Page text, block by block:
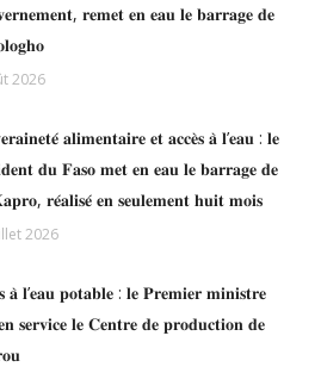
𝐫𝐞𝐦𝐞𝐭 𝐞𝐧 𝐞𝐚𝐮 𝐥𝐞 𝐛𝐚𝐫𝐫𝐚𝐠𝐞 𝐝𝐞
2026
𝐚𝐥𝐢𝐦𝐞𝐧𝐭𝐚𝐢𝐫𝐞 𝐞𝐭 𝐚𝐜𝐜𝐞̀𝐬 𝐚̀ 𝐥’𝐞𝐚𝐮 : 𝐥𝐞
𝐝𝐮 𝐅𝐚𝐬𝐨 𝐦𝐞𝐭 𝐞𝐧 𝐞𝐚𝐮 𝐥𝐞 𝐛𝐚𝐫𝐫𝐚𝐠𝐞 𝐝𝐞
𝐫𝐞́𝐚𝐥𝐢𝐬𝐞́ 𝐞𝐧 𝐬𝐞𝐮𝐥𝐞𝐦𝐞𝐧𝐭 𝐡𝐮𝐢𝐭 𝐦𝐨𝐢𝐬
2026
𝐚̀ 𝐥’𝐞𝐚𝐮 𝐩𝐨𝐭𝐚𝐛𝐥𝐞 : 𝐥𝐞 𝐏𝐫𝐞𝐦𝐢𝐞𝐫 𝐦𝐢𝐧𝐢𝐬𝐭𝐫𝐞
𝐬𝐞𝐫𝐯𝐢𝐜𝐞 𝐥𝐞 𝐂𝐞𝐧𝐭𝐫𝐞 𝐝𝐞 𝐩𝐫𝐨𝐝𝐮𝐜𝐭𝐢𝐨𝐧 𝐝𝐞